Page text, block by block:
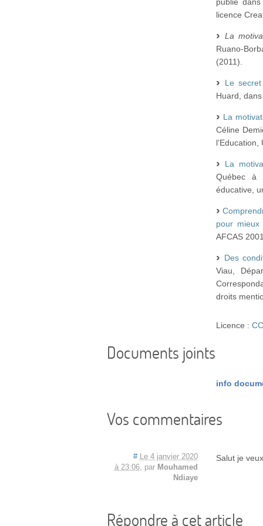
licence
La
Ruano-
(2011).
Le
Huard,
La
Céline
La
Québec à
éducative,
pour mieux
AFCAS
Des
Viau,
droits
Licence :
Documents joints
info
Vos commentaires
# Le 4 janvier 2020
à 23:06, par Mouhamed
Ndiaye
Salut je
Répondre à cet article